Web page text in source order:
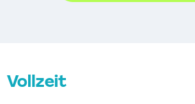
Vollzeit